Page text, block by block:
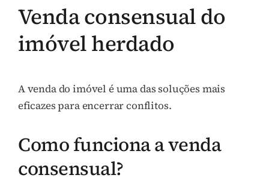
Venda consensual do
imóvel herdado
A venda do imóvel é uma das soluções mais
eficazes para encerrar conflitos.
Como funciona a venda
consensual?